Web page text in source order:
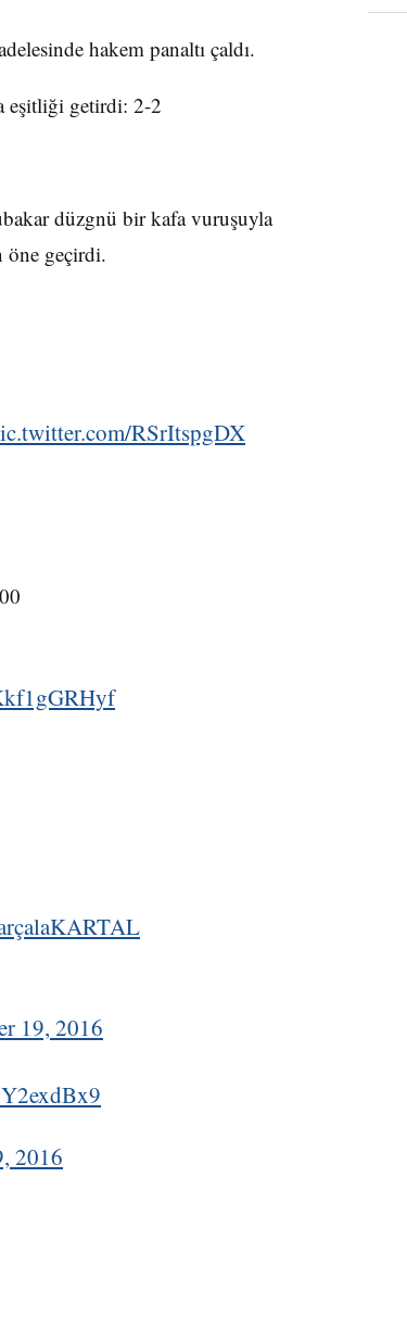
hakem panaltı çaldı.
eşitliği getirdi: 2-2
düzgnü bir kafa vuruşuyla
öne geçirdi.
RSrItspgDX
19, 2016
2016